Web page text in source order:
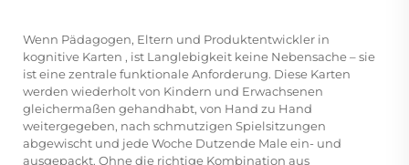
Wenn Pädagogen, Eltern und Produktentwickler in
kognitive Karten , ist Langlebigkeit keine Nebensache – sie
ist eine zentrale funktionale Anforderung. Diese Karten
werden wiederholt von Kindern und Erwachsenen
gleichermaßen gehandhabt, von Hand zu Hand
weitergegeben, nach schmutzigen Spielsitzungen
abgewischt und jede Woche Dutzende Male ein- und
ausgepackt. Ohne die richtige Kombination aus